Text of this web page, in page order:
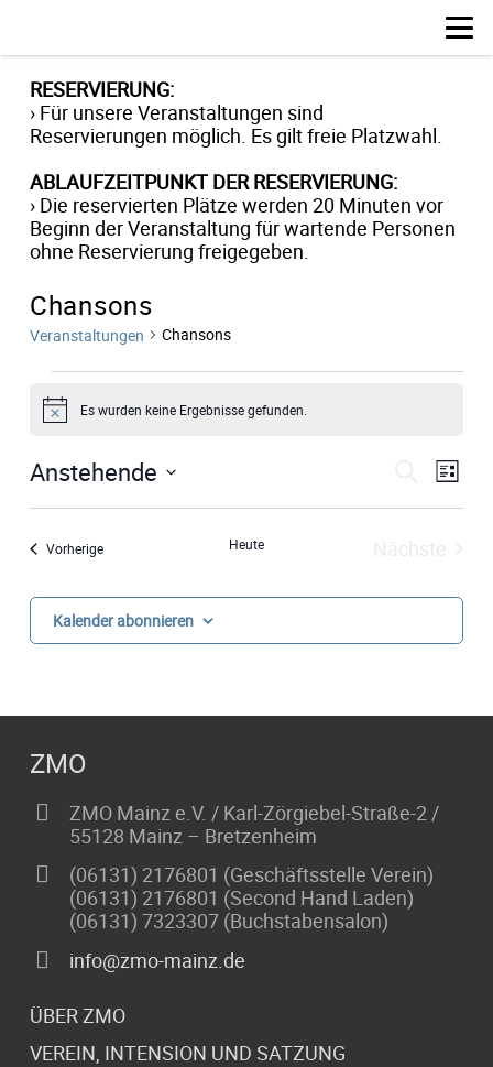
RESERVIERUNG:
› Für unsere Veranstaltungen sind
Reservierungen möglich. Es gilt freie Platzwahl.
ABLAUFZEITPUNKT DER RESERVIERUNG:
› Die reservierten Plätze werden 20 Minuten vor
Beginn der Veranstaltung für wartende Personen
ohne Reservierung freigegeben.
Chansons
Veranstaltungen Chansons
Veranstaltungen
HinweisEs wurden keine Ergebnisse gefunden.
Suche
SucheListe
Anstehende
VorherigeVeranstaltungen Heute
Kalender abonnieren
ZMO
ZMO Mainz e.V. / Karl-Zörgiebel-Straße-2 /
55128 Mainz – Bretzenheim
(06131) 2176801 (Geschäftsstelle Verein)
(06131) 2176801 (Second Hand Laden)
(06131) 7323307 (Buchstabensalon)
info@zmo-mainz.de
ÜBER ZMO
VEREIN, INTENSION UND SATZUNG